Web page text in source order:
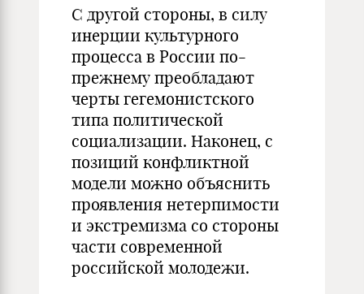
С другой стороны, в силу
инерции культурного
процесса в России по-
прежнему преобладают
черты гегемонистского
типа политической
социализации. Наконец, с
позиций конфликтной
модели можно объяснить
проявления нетерпимости
и экстремизма со стороны
части современной
российской молодежи.